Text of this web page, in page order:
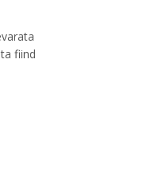
fiind